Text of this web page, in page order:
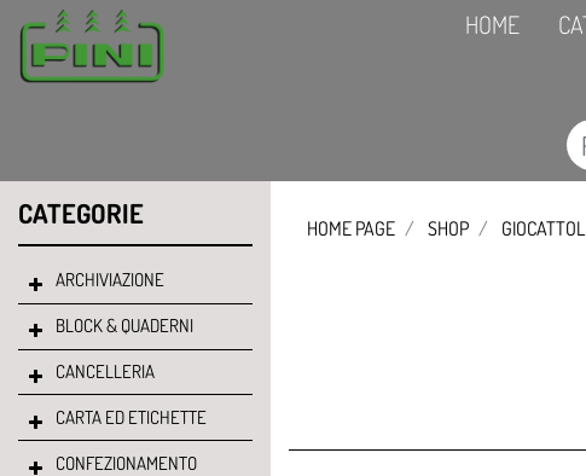
HOME
CATEGORIE
ARCHIVIAZIONE
BLOCK & QUADERNI
CANCELLERIA
CARTA ED ETICHETTE
CONFEZIONAMENTO
HOME PAGE SHOP